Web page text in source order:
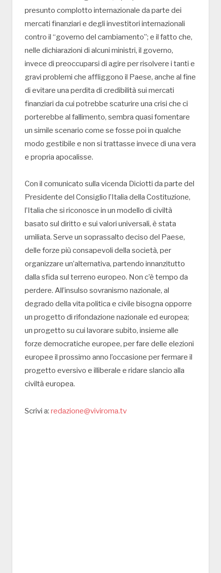
presunto complotto internazionale da parte dei
mercati finanziari e degli investitori internazionali
contro il “governo del cambiamento”; e il fatto che,
nelle dichiarazioni di alcuni ministri, il governo,
invece di preoccuparsi di agire per risolvere i tanti e
gravi problemi che affliggono il Paese, anche al fine
di evitare una perdita di credibilità sui mercati
finanziari da cui potrebbe scaturire una crisi che ci
porterebbe al fallimento, sembra quasi fomentare
un simile scenario come se fosse poi in qualche
modo gestibile e non si trattasse invece di una vera
e propria apocalisse.
Con il comunicato sulla vicenda Diciotti da parte del
Presidente del Consiglio l’Italia della Costituzione,
l’Italia che si riconosce in un modello di civiltà
basato sul diritto e sui valori universali, è stata
umiliata. Serve un soprassalto deciso del Paese,
delle forze più consapevoli della società, per
organizzare un’alternativa, partendo innanzitutto
dalla sfida sul terreno europeo. Non c’è tempo da
perdere. All’insulso sovranismo nazionale, al
degrado della vita politica e civile bisogna opporre
un progetto di rifondazione nazionale ed europea;
un progetto su cui lavorare subito, insieme alle
forze democratiche europee, per fare delle elezioni
europee il prossimo anno l’occasione per fermare il
progetto eversivo e illiberale e ridare slancio alla
civiltà europea.
Scrivi a: redazione@viviroma.tv